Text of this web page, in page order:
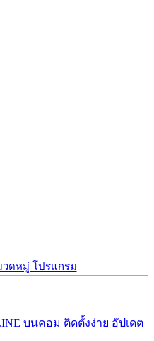
ดหมู่ โปรแกรม
บนคอม ติดตั้งง่าย อัปเดต